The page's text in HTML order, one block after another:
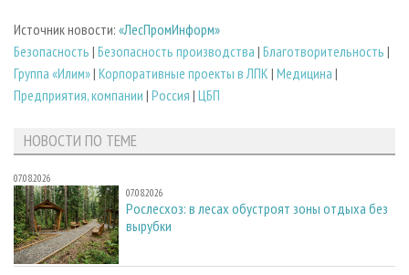
Источник новости: «ЛесПромИнформ»
Безопасность | Безопасность производства | Благотворительность |
Группа «Илим»| Корпоративные проекты в ЛПК | Медицина |
Предприятия, компании | Россия | ЦБП
НОВОСТИ ПО ТЕМЕ
07.08.2026
07.08.2026
Рослесхоз: в лесах обустроят зоны отдыха без
вырубки